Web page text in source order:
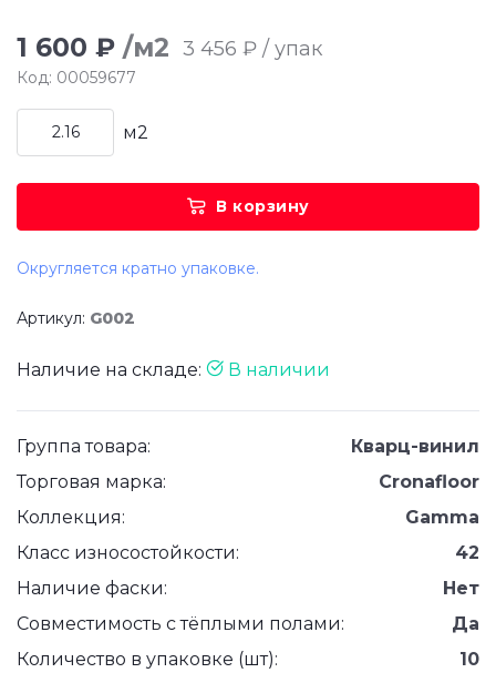
1 600 ₽ /м2 3 456 ₽ / упак
Код: 00059677
м2
В корзину
Округляется кратно упаковке.
Артикул: G002
Наличие на складе: В наличии
Группа товара:
Кварц-винил
Торговая марка:
Cronafloor
Коллекция:
Gamma
Класс износостойкости:
42
Наличие фаски:
Нет
Совместимость с тёплыми полами:
Да
Количество в упаковке (шт):
10